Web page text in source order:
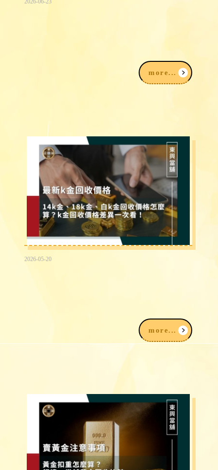
2026台中民間信用借款借錢3大途徑，
more...
2026-05-20
more...